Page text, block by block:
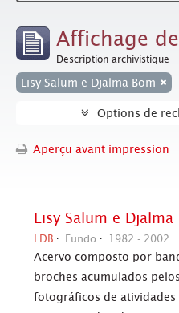
Affichage
Description archivistique
Lisy Salum e Djalma Bom
Options de
Aperçu avant impression
Lisy Salum e Djalma
LDB Fundo 1982 - 2002
Acervo composto por
broches acumulados
fotográficos de atividades